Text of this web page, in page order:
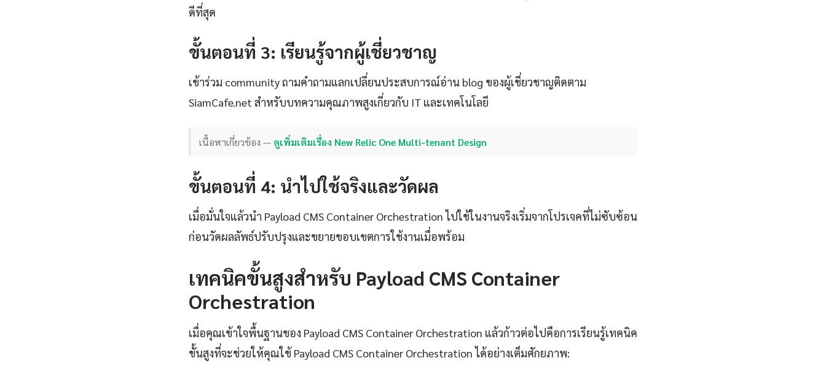
ดีที่สุด
ขั้นตอนที่ 3: เรียนรู้จากผู้เชี่ยวชาญ
เข้าร่วม community ถามคำถามแลกเปลี่ยนประสบการณ์อ่าน blog ของผู้เชี่ยวชาญติดตาม
SiamCafe.net สำหรับบทความคุณภาพสูงเกี่ยวกับ IT และเทคโนโลยี
เนื้อหาเกี่ยวข้อง — ดูเพิ่มเติมเรื่อง New Relic One Multi-tenant Design
ขั้นตอนที่ 4: นำไปใช้จริงและวัดผล
เมื่อมั่นใจแล้วนำ Payload CMS Container Orchestration ไปใช้ในงานจริงเริ่มจากโปรเจคที่ไม่ซับซ้อน
ก่อนวัดผลลัพธ์ปรับปรุงและขยายขอบเขตการใช้งานเมื่อพร้อม
เทคนิคขั้นสูงสำหรับ Payload CMS Container
Orchestration
เมื่อคุณเข้าใจพื้นฐานของ Payload CMS Container Orchestration แล้วก้าวต่อไปคือการเรียนรู้เทคนิค
ขั้นสูงที่จะช่วยให้คุณใช้ Payload CMS Container Orchestration ได้อย่างเต็มศักยภาพ: